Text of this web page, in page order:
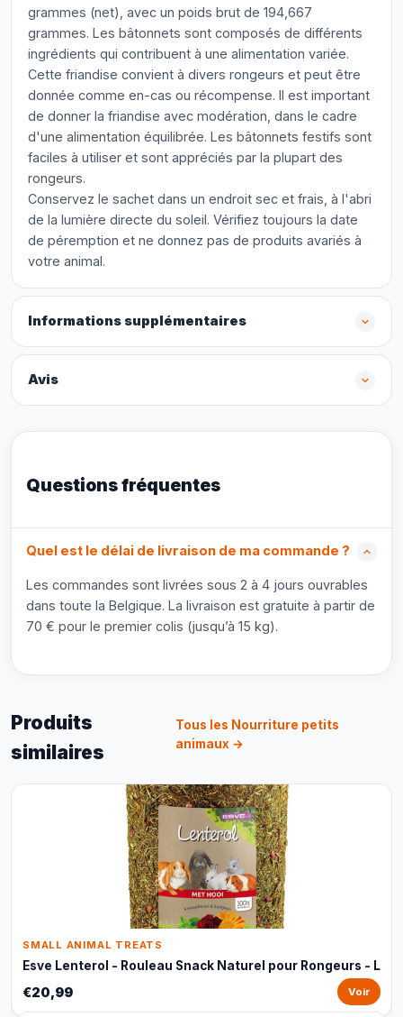
grammes (net), avec un poids brut de 194,667
grammes. Les bâtonnets sont composés de différents
ingrédients qui contribuent à une alimentation variée.
Cette friandise convient à divers rongeurs et peut être
donnée comme en-cas ou récompense. Il est important
de donner la friandise avec modération, dans le cadre
d'une alimentation équilibrée. Les bâtonnets festifs sont
faciles à utiliser et sont appréciés par la plupart des
rongeurs.
Conservez le sachet dans un endroit sec et frais, à l'abri
de la lumière directe du soleil. Vérifiez toujours la date
de péremption et ne donnez pas de produits avariés à
votre animal.
Informations supplémentaires
Avis
Questions fréquentes
Quel est le délai de livraison de ma commande ?
Les commandes sont livrées sous 2 à 4 jours ouvrables
dans toute la Belgique. La livraison est gratuite à partir de
70 € pour le premier colis (jusqu’à 15 kg).
Produits
similaires
Tous les Nourriture petits
animaux →
SMALL ANIMAL TREATS
Esve Lenterol - Rouleau Snack Naturel pour Rongeurs - L
€20,99 Voir